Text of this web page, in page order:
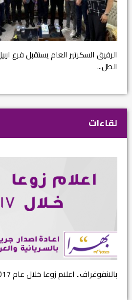
الرفيق السكرتير العام يستقبل فرع
الطل...
لقاءات
بالانفوغراف.. اعلام زوعا خلال عام 2017...